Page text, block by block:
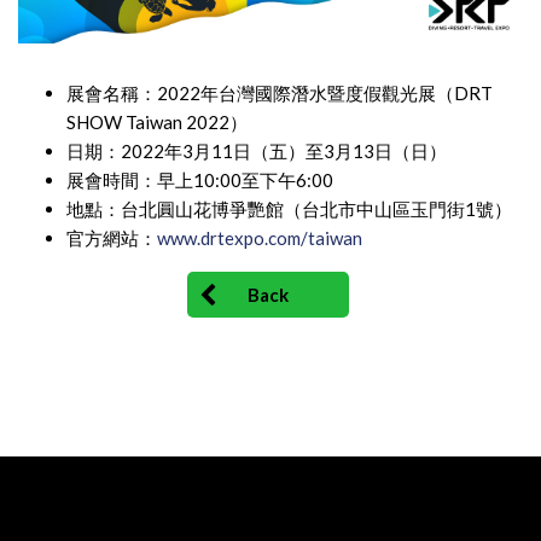
展會名稱：2022年台灣國際潛水暨度假觀光展（DRT
SHOW Taiwan 2022）
日期：2022年3月11日（五）至3月13日（日）
展會時間：早上10:00至下午6:00
地點：台北圓山花博爭艷館（台北市中山區玉門街1號）
官方網站： www.drtexpo.com/taiwan
Back